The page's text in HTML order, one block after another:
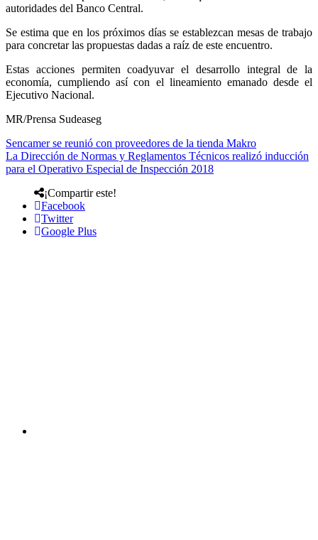
autoridades del Banco Central.
Se estima que en los próximos días se establezcan mesas de trabajo
para concretar las propuestas dadas a raíz de este encuentro.
Estas acciones permiten coadyuvar el desarrollo integral de la
economía, cumpliendo así con el lineamiento emanado desde el
Ejecutivo Nacional.
MR/Prensa Sudeaseg
Sencamer se reunió con proveedores de la tienda Makro
La Dirección de Normas y Reglamentos Técnicos realizó inducción
para el Operativo Especial de Inspección 2018
¡Compartir este!
Facebook
Twitter
Google Plus